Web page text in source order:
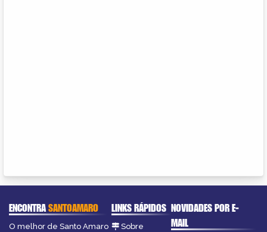
ENCONTRASANTOAMARO
O melhor de Santo Amaro
LINKS RÁPIDOS
Sobre
NOVIDADES POR E-
MAIL